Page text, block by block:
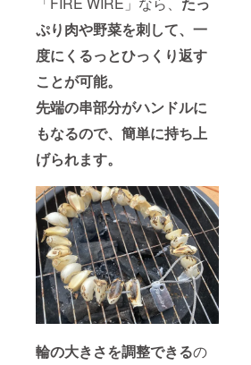
ぷり肉や野菜を刺して、一
度にくるっとひっくり返す
ことが可能。
先端の串部分がハンドルに
もなるので、簡単に持ち上
げられます。
輪の大きさを調整できるの